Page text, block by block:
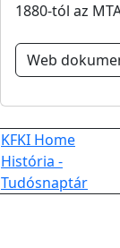
1880-tól az
Web
KFKI Home
História -
Tudósnaptár